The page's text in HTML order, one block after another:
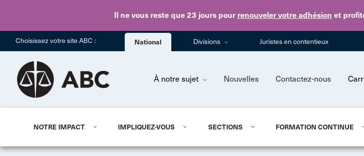
Il ne vous reste que 23 jourspour renouveler votre adhésion et
Skip
Choisissez votre site ABC : National Divisions Juristes en contentieux
À notre sujet Nouvelles Contactez-nous
NOTRE IMPACT IMPLIQUEZ-VOUS SECTIONS FORMATION CONTINUE